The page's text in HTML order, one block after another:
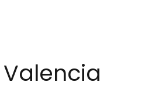
Valencia